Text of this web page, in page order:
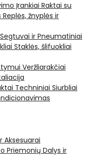
Įrankiai Raktai su
Replės, žnyplės ir
Segtuvai ir Pneumatiniai
Staklės, šlifuokliai
Veržliarakčiai
Techniniai Siurbliai
Aksesuarai
Priemonių Dalys ir